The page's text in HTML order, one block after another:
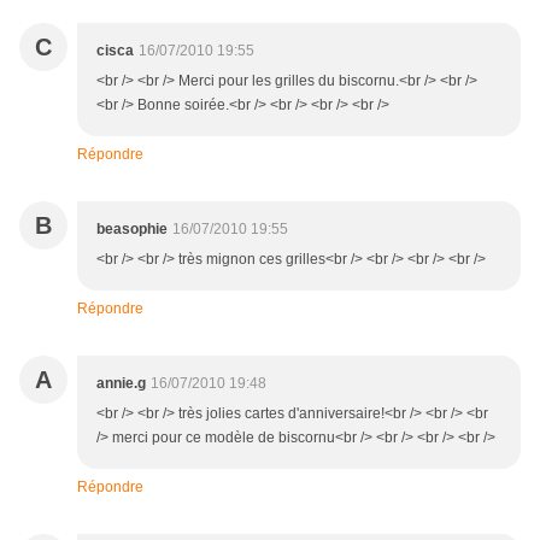
C cisca 16/07/2010 19:55
<br /> <br /> Merci pour les grilles du biscornu.<br /> <br />
<br /> Bonne soirée.<br /> <br /> <br /> <br />
Répondre
B beasophie 16/07/2010 19:55
<br /> <br /> très mignon ces grilles<br /> <br /> <br /> <br />
Répondre
A annie.g 16/07/2010 19:48
<br /> <br /> très jolies cartes d'anniversaire!<br /> <br /> <br
/> merci pour ce modèle de biscornu<br /> <br /> <br /> <br />
Répondre